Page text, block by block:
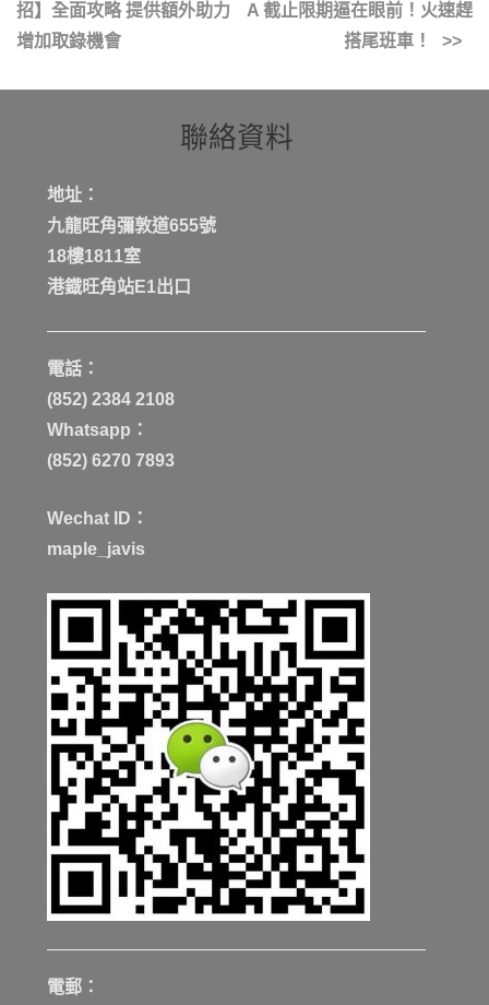
招】全面攻略 提供額外助力
增加取錄機會
A 截止限期逼在眼前！火速趕
搭尾班車！
聯絡資料
地址：
九龍旺角彌敦道655號
18樓1811室
港鐡旺角站E1出口
電話：
(852) 2384 2108
Whatsapp：
(852) 6270 7893
Wechat ID：
maple_javis
電郵：